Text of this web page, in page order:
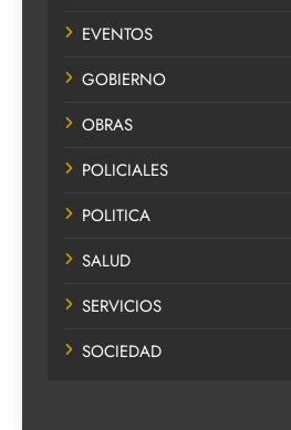
EVENTOS
GOBIERNO
OBRAS
POLICIALES
POLITICA
SALUD
SERVICIOS
SOCIEDAD